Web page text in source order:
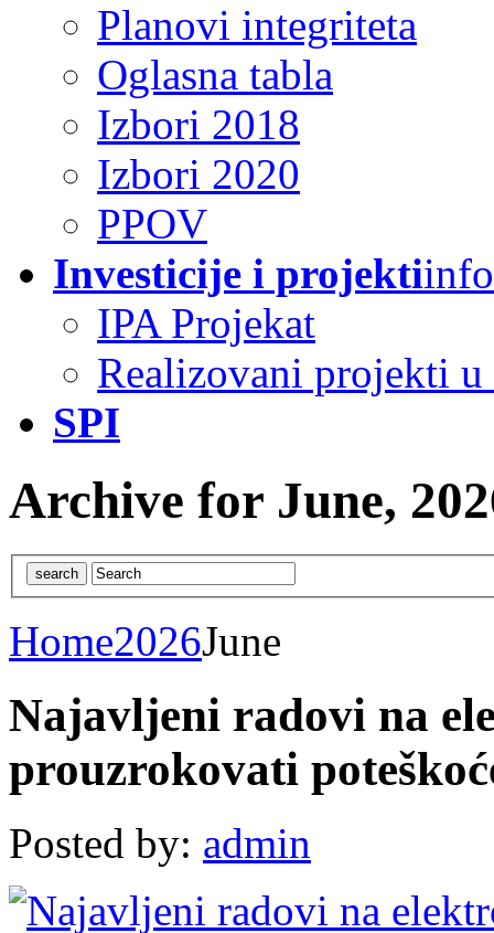
Planovi integriteta
Oglasna tabla
Izbori 2018
Izbori 2020
PPOV
Investicije i projektiinfo
IPA Projekat
Realizovani projekti u
SPI
Archive for June,
Home2026June
Najavljeni radovi na
prouzrokovati
Posted by: admin